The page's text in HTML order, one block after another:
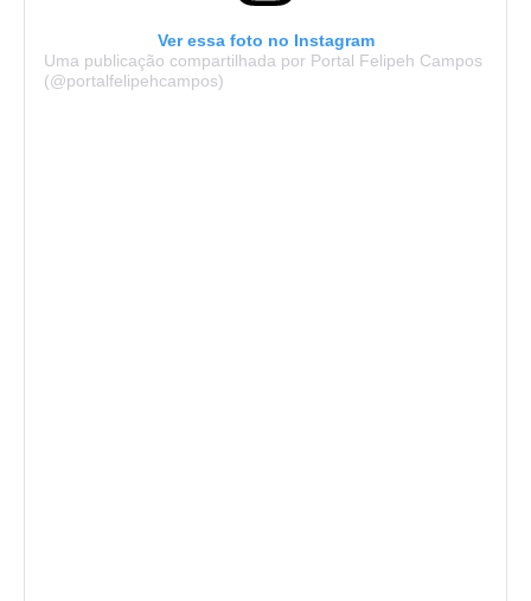
Ver essa foto no Instagram
Uma publicação compartilhada por Portal Felipeh Campos
(@portalfelipehcampos)